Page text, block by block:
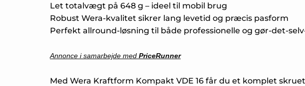
Let totalvægt på 648 g – ideel til mobil brug
Robust Wera-kvalitet sikrer lang levetid og præcis pasform
Perfekt allround-løsning til både professionelle og gør-det-
Annonce i samarbejde med PriceRunner
Med Wera Kraftform Kompakt VDE 16 får du et komplet